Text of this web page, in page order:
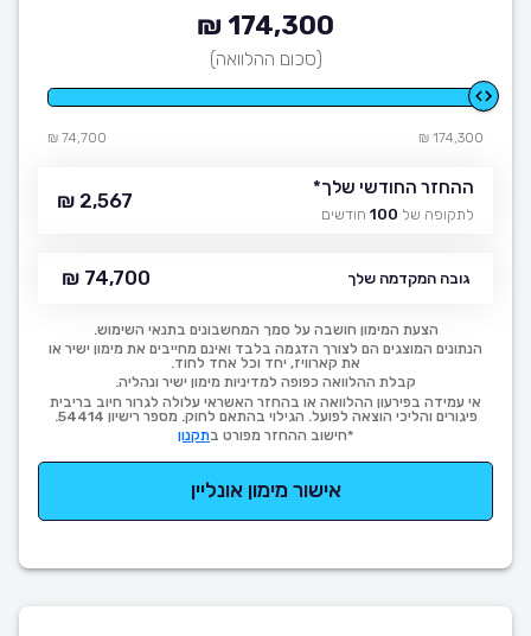
174,300 ₪
(סכום ההלוואה)
174,300 ₪
74,700 ₪
ההחזר החודשי שלך*
לתקופה של 100 חודשים
2,567 ₪
גובה המקדמה שלך 74,700 ₪
הצעת המימון חושבה על סמך המחשבונים בתנאי השימוש.
הנתונים המוצגים הם לצורך הדגמה בלבד ואינם מחייבים את מימון ישיר או
את קארוויז, יחד וכל אחד לחוד.
קבלת ההלוואה כפופה למדיניות מימון ישיר ונהליה.
אי עמידה בפירעון ההלוואה או בהחזר האשראי עלולה לגרור חיוב בריבית
פיגורים והליכי הוצאה לפועל. הגילוי בהתאם לחוק. מספר רישיון 54414.
*חישוב ההחזר מפורט בתקנון
אישור מימון אונליין